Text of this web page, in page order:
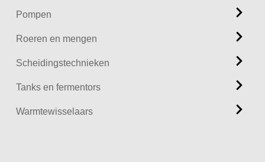
Pompen
Roeren en mengen
Scheidingstechnieken
Tanks en fermentors
Warmtewisselaars